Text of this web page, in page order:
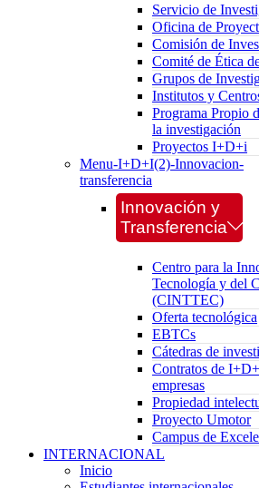
Servicio de
Oficina de
Comisión de
Comité de Ética
Grupos de
Institutos y
Programa Propio
la investigación
Proyectos I+D+i
Menu-I+D+I(2)-Innovacion-
transferencia
Innovación y
Transferencia
Centro para la
Tecnología y del
(CINTTEC)
Oferta tecnológica
EBTCs
Cátedras de
Contratos de
empresas
Propiedad
Proyecto Umotor
Campus de
INTERNACIONAL
Inicio